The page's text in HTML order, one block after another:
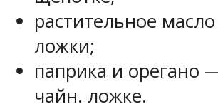
растительное
ложки;
паприка и орегано
чайн. ложке.